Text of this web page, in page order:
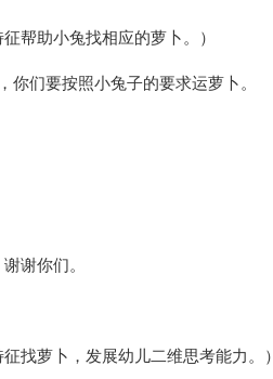
帮助小兔找相应的萝卜。）
们要按照小兔子的要求运萝卜。
谢你们。
找萝卜，发展幼儿二维思考能力。）